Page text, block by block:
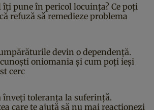
îți pune în pericol locuința? Ce poți
refuză să remedieze problema
devin o dependență.
oniomania și cum poți ieși
cerc
înveți toleranța la suferință.
care te ajută să nu mai reacționezi